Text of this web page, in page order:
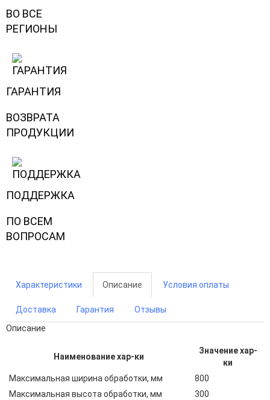
ВО ВСЕ
РЕГИОНЫ
ГАРАНТИЯ
ВОЗВРАТА
ПРОДУКЦИИ
ПОДДЕРЖКА
ПО ВСЕМ
ВОПРОСАМ
Характеристики Описание Условия оплаты
Доставка Гарантия
Отзывы
Описание
Наименование хар-ки
Значение хар-
ки
Максимальная ширина обработки, мм
800
Максимальная высота обработки, мм
300